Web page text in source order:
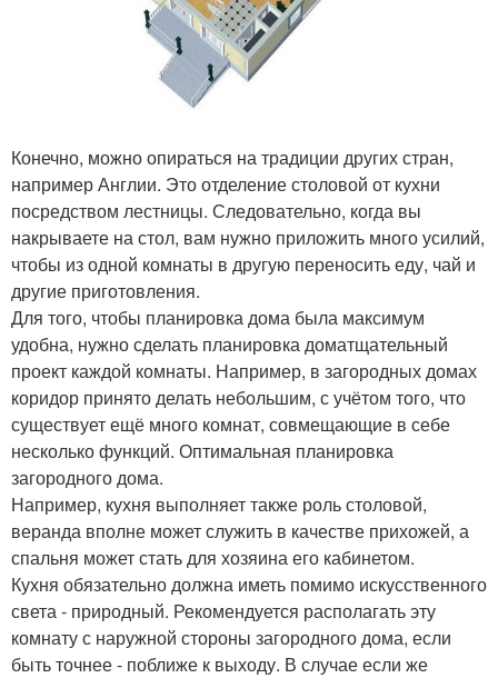
Конечно, можно опираться на традиции других стран,
например Англии. Это отделение столовой от кухни
посредством лестницы. Следовательно, когда вы
накрываете на стол, вам нужно приложить много усилий,
чтобы из одной комнаты в другую переносить еду, чай и
другие приготовления.
Для того, чтобы планировка дома была максимум
удобна, нужно сделать планировка доматщательный
проект каждой комнаты. Например, в загородных домах
коридор принято делать небольшим, с учётом того, что
существует ещё много комнат, совмещающие в себе
несколько функций. Оптимальная планировка
загородного дома.
Например, кухня выполняет также роль столовой,
веранда вполне может служить в качестве прихожей, а
спальня может стать для хозяина его кабинетом.
Кухня обязательно должна иметь помимо искусственного
света - природный. Рекомендуется располагать эту
комнату с наружной стороны загородного дома, если
быть точнее - поближе к выходу. В случае если же